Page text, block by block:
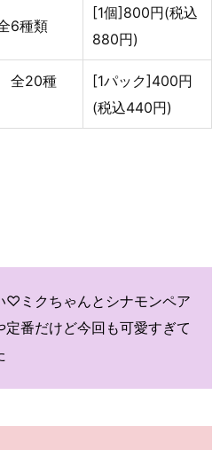
6種類
[1個]800円(税込
880円)
全20種
[1パック]400円
(税込440円)
♡ミクちゃんとシナモンペア
定番だけど今回も可愛すぎて